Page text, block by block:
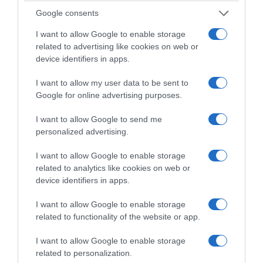
Google consents
I want to allow Google to enable storage
related to advertising like cookies on web or
device identifiers in apps.
I want to allow my user data to be sent to
Google for online advertising purposes.
I want to allow Google to send me
personalized advertising.
I want to allow Google to enable storage
related to analytics like cookies on web or
device identifiers in apps.
I want to allow Google to enable storage
related to functionality of the website or app.
I want to allow Google to enable storage
related to personalization.
θα το προστατεύατε από τους κακοποιούς;»
Στη συνέχεια επισήμανε ότι η 46χρονη
σύντροφός του δεν γνώριζε τίποτα
απολύτως για το παρελθόν του και τις
πίσω στην Αυστραλία.
«Δεν γνώριζε τίποτα η κοπέλα, γνώριζε τον
Αντώνη, είχε του αδερφού μου το όνομα, του
αείμνηστου, που του έμοιαζε, ολόιδιος και
τον λέγαμε Αντώνη, δεν τον λέγαμε μόνο
James», τόνισε για την σύντροφο του
«Να βγει η αλήθεια, το παιδί μου δεν είναι
δολοφόνος, ούτε να τον λέτε έτσι. Να τον
λέτε φυγά, μάλιστα, γιατί έφυγε να γλιτώσει